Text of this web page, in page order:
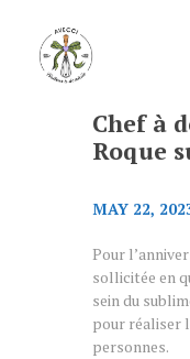
Chef à
Roque
MAY 22,
Pour
sollicitée en
sein du
pour réaliser
personnes.